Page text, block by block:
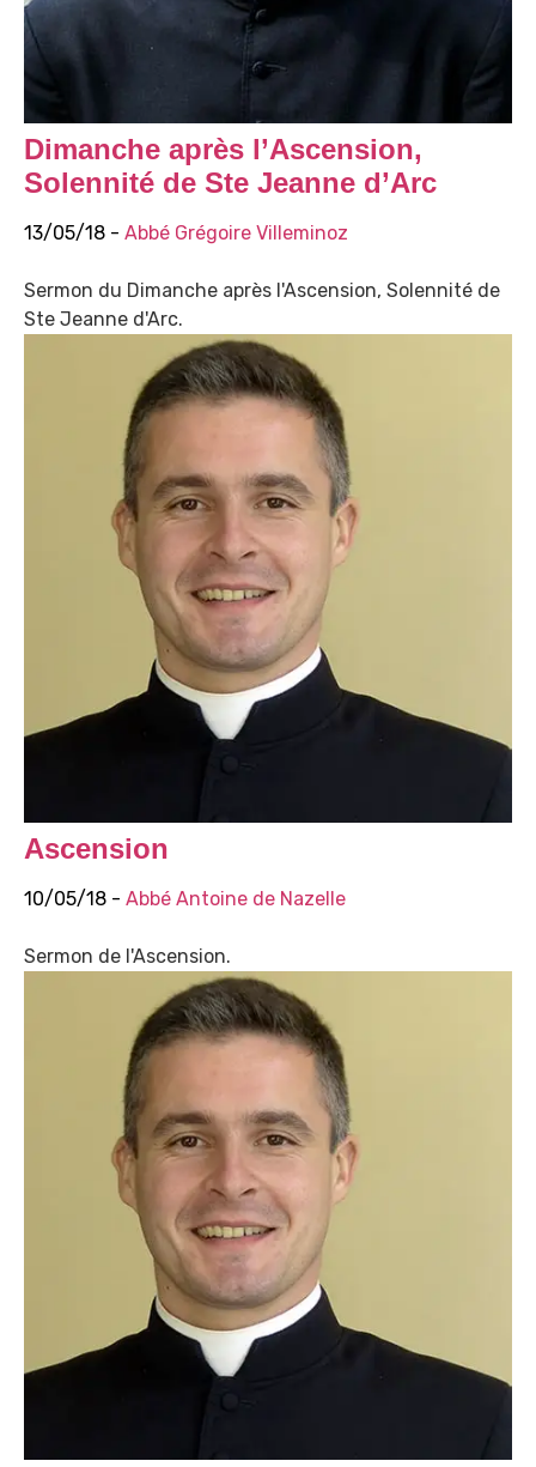
Dimanche après l’Ascension,
Solennité de Ste Jeanne d’Arc
13/05/18 - Abbé Grégoire Villeminoz
Sermon du Dimanche après l'Ascension, Solennité de
Ste Jeanne d'Arc.
Ascension
10/05/18 - Abbé Antoine de Nazelle
Sermon de l'Ascension.